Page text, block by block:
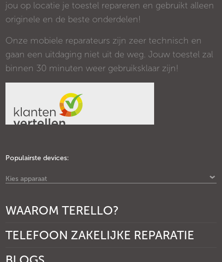
jou op locatie je toestel repareren en gebruikt alleen
originele en de beste onderdelen!
Onze mobiele reparateurs zijn zeer technisch en
gaan een uitdaging niet uit de weg. Jouw toestel zal
binnen 30 minuten weer gebruiksklaar zijn!
Populairste devices:
Kies apparaat
WAAROM TERELLO?
TELEFOON ZAKELIJKE REPARATIE